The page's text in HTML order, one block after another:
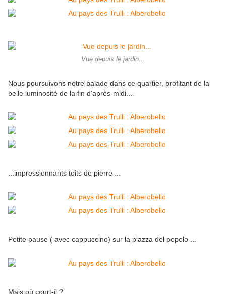
Vue depuis le jardin...
Nous poursuivons notre balade dans ce quartier, profitant de la
belle luminosité de la fin d'après-midi....
...impressionnants toits de pierre ...
Petite pause ( avec cappuccino) sur la piazza del popolo ...
Mais où court-il ?